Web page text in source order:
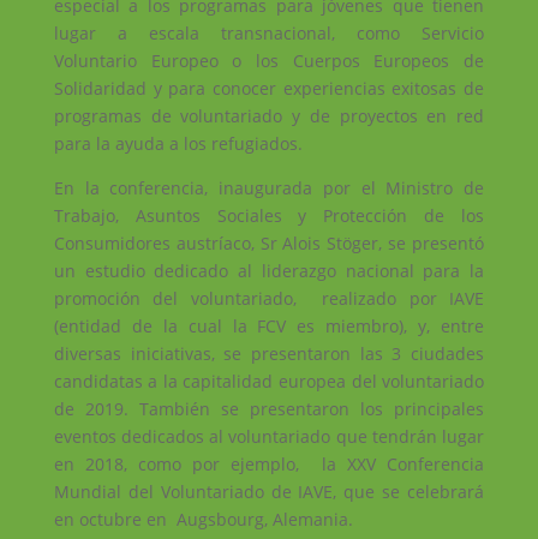
especial a los programas para jóvenes que tienen
lugar a escala transnacional, como Servicio
Voluntario Europeo o los Cuerpos Europeos de
Solidaridad y para conocer experiencias exitosas de
programas de voluntariado y de proyectos en red
para la ayuda a los refugiados.
En la conferencia, inaugurada por el Ministro de
Trabajo, Asuntos Sociales y Protección de los
Consumidores austríaco, Sr Alois Stöger, se presentó
un estudio dedicado al liderazgo nacional para la
promoción del voluntariado, realizado por IAVE
(entidad de la cual la FCV es miembro), y, entre
diversas iniciativas, se presentaron las 3 ciudades
candidatas a la capitalidad europea del voluntariado
de 2019. También se presentaron los principales
eventos dedicados al voluntariado que tendrán lugar
en 2018, como por ejemplo, la XXV Conferencia
Mundial del Voluntariado de IAVE, que se celebrará
en octubre en Augsbourg, Alemania.